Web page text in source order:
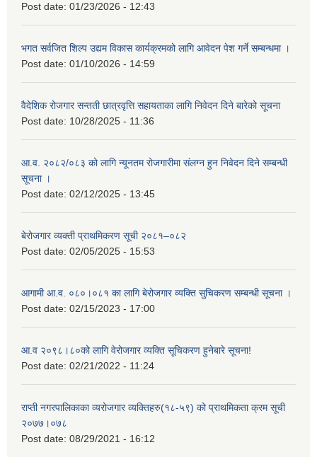
Post date: 01/23/2026 - 12:43
भगत सर्वजित शिल्प उद्यम विकास कार्यक्रमको लागि आवेदन पेश गर्ने सम्बन्धमा ।
Post date: 01/10/2026 - 14:59
वैदेशिक रोजगार सन्तती छात्रवृत्ति सहायताका लागि निवेदन दिने बारेको सूचना
Post date: 10/28/2025 - 11:36
आ.व. २०८२/०८३ को लागि न्यूनतम रोजगारीमा संलग्न हुन निवेदन दिने सम्बन्धी
सूचना ।
Post date: 02/12/2025 - 13:45
बेरोजगार व्यक्ती प्राथमिकरण सूची २०८१–०८२
Post date: 02/05/2025 - 15:53
आगामी आ.व. ०८०।०८१ का लागि बेरोजगार व्यक्ति सुचिकरण सम्बन्धी सूचना ।
Post date: 02/15/2023 - 17:00
आ.व २०९८।८०को लागि वेरोजगार व्यक्ति सूचिकरण हुनेबारे सूचना!
Post date: 02/21/2022 - 11:24
राप्ती नगरपालिकाका व्यरोजगार व्यक्तिहरु(१८-५९) को प्राथमिकता क्रम सूची
२०७७।०७८
Post date: 08/29/2021 - 16:12